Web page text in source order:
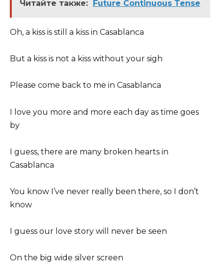
Читайте также: Future Continuous Tense
Oh, a kiss is still a kiss in Casablanca
But a kiss is not a kiss without your sigh
Please come back to me in Casablanca
I love you more and more each day as time goes
by
I guess, there are many broken hearts in
Casablanca
You know I’ve never really been there, so I don’t
know
I guess our love story will never be seen
On the big wide silver screen